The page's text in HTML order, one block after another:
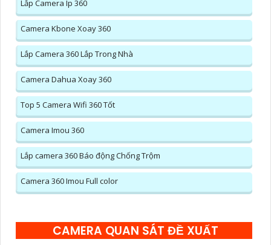
Lắp Camera Ip 360
Camera Kbone Xoay 360
Lắp Camera 360 Lắp Trong Nhà
Camera Dahua Xoay 360
Top 5 Camera Wifi 360 Tốt
Camera Imou 360
Lắp camera 360 Báo động Chống Trộm
Camera 360 Imou Full color
CAMERA QUAN SÁT ĐỀ XUẤT